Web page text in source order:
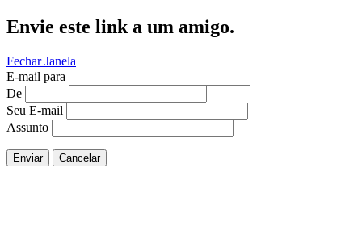
Envie este link a um amigo.
Fechar Janela
E-mail para
De
Seu E-mail
Assunto
Enviar Cancelar